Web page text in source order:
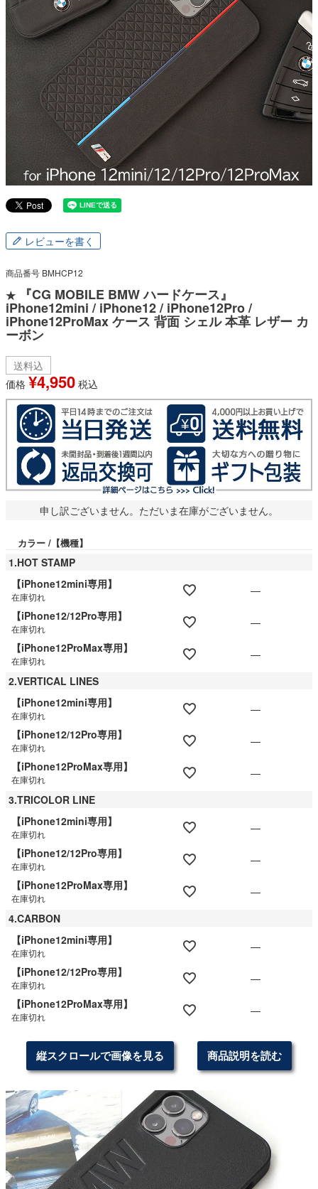
レビューを書く
商品番号 BMHCP12
★ 『CG MOBILE BMW ハードケース』
iPhone12mini / iPhone12 / iPhone12Pro /
iPhone12ProMax ケース 背面 シェル 本革 レザー カ
ーボン
送料込
価格 ¥4,950 税込
申し訳ございません。ただいま在庫がございません。
カラー 【機種】
1.HOT STAMP
【iPhone12mini専用】
在庫切れ
—
【iPhone12/12Pro専用】
在庫切れ
—
【iPhone12ProMax専用】
在庫切れ
—
2.VERTICAL LINES
【iPhone12mini専用】
在庫切れ
—
【iPhone12/12Pro専用】
在庫切れ
—
【iPhone12ProMax専用】
在庫切れ
—
3.TRICOLOR LINE
【iPhone12mini専用】
在庫切れ
—
【iPhone12/12Pro専用】
在庫切れ
—
【iPhone12ProMax専用】
在庫切れ
—
4.CARBON
【iPhone12mini専用】
在庫切れ
—
【iPhone12/12Pro専用】
在庫切れ
—
【iPhone12ProMax専用】
在庫切れ —
縦スクロールで画像を見る 商品説明を読む